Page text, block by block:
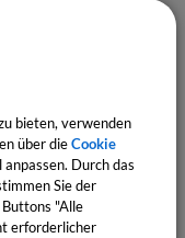
bieten, verwenden
über dieCookie
Durch das
Sie der
"Alle
erforderlicher